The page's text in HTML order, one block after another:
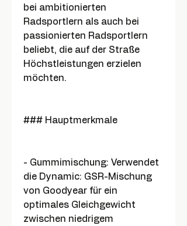
bei ambitionierten
Radsportlern als auch bei
passionierten Radsportlern
beliebt, die auf der Straße
Höchstleistungen erzielen
möchten.
### Hauptmerkmale
- Gummimischung: Verwendet
die Dynamic: GSR-Mischung
von Goodyear für ein
optimales Gleichgewicht
zwischen niedrigem